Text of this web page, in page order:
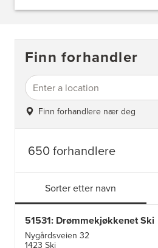
Finn forhandler
Finn forhandlere nær deg
650 forhandlere
Sorter etter navn
51531: Drømmekjøkkenet Ski
Nygårdsveien 32
1423 Ski